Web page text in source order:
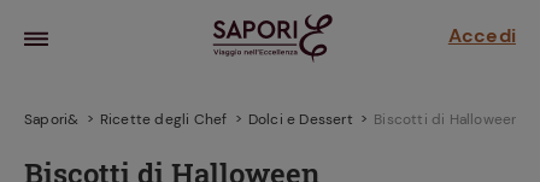
Accedi
Sapori& Ricette degli Chef Dolci e Dessert Biscotti di Halloween
Biscotti di Halloween